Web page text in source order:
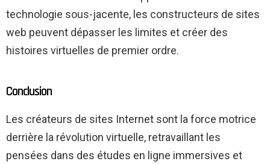
technologie sous-jacente, les constructeurs de sites
web peuvent dépasser les limites et créer des
histoires virtuelles de premier ordre.
Conclusion
Les créateurs de sites Internet sont la force motrice
derrière la révolution virtuelle, retravaillant les
pensées dans des études en ligne immersives et